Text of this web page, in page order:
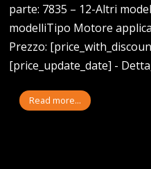
parte: 7835 – 12-Altri
modelliTipo Motore
Prezzo:
[price_update_date] -
Read more...